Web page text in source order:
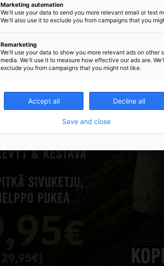
Marketing automation
We'll use your data to send you more relevant email or text
We'll also use it to exclude you from campaigns that you
Remarketing
We'll use your data to show you more relevant ads on other
media. We'll use it to measure how effective our ads are.
exclude you from campaigns that you might not like.
Accept all Decline all
Save and close